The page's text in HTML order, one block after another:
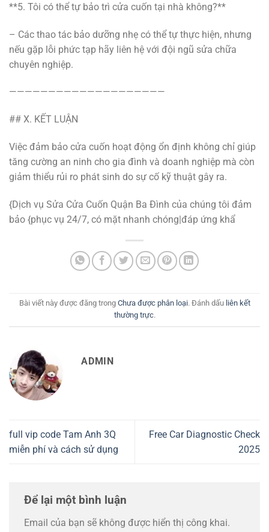
**5. Tôi có thể tự bảo trì cửa cuốn tại nhà không?**
– Các thao tác bảo dưỡng nhẹ có thể tự thực hiện, nhưng
nếu gặp lỗi phức tạp hãy liên hệ với đội ngũ sửa chữa
chuyên nghiệp.
————————————————————
## X. KẾT LUẬN
Việc đảm bảo cửa cuốn hoạt động ổn định không chỉ giúp
tăng cường an ninh cho gia đình và doanh nghiệp mà còn
giảm thiểu rủi ro phát sinh do sự cố kỹ thuật gây ra.
{Dịch vụ Sửa Cửa Cuốn Quận Ba Đình của chúng tôi đảm
bảo {phục vụ 24/7, có mặt nhanh chóng|đáp ứng khẩ
Bài viết này được đăng trong Chưa được phân loại. Đánh dấu liên kết
thường trực.
ADMIN
full vip code Tam Anh 3Q
miễn phí và cách sử dụng
Free Car Diagnostic Check
2025
Để lại một bình luận
Email của bạn sẽ không được hiển thị công khai.